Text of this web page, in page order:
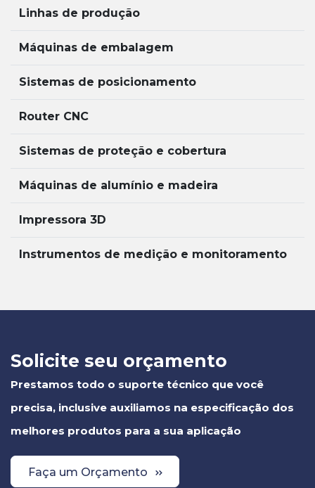
Linhas de produção
Máquinas de embalagem
Sistemas de posicionamento
Router CNC
Sistemas de proteção e cobertura
Máquinas de alumínio e madeira
Impressora 3D
Instrumentos de medição e monitoramento
Solicite seu orçamento
Prestamos todo o suporte técnico que você
precisa, inclusive auxiliamos na especificação dos
melhores produtos para a sua aplicação
Faça um Orçamento